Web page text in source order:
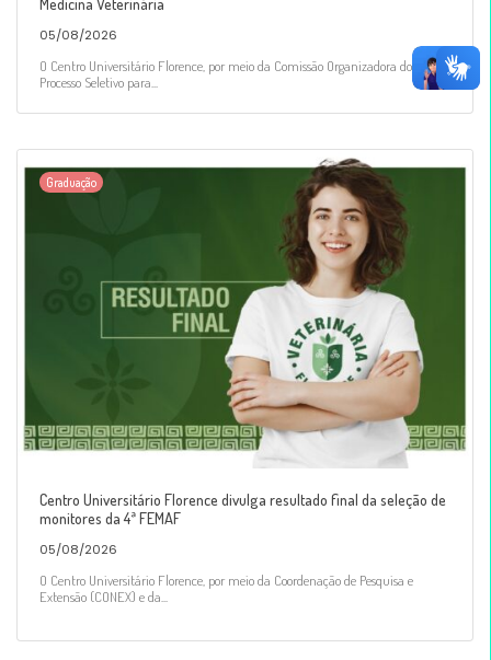
05/08/2026
O Centro Universitário Florence, por meio da Comissão Organizadora do
Processo Seletivo para...
Graduação
Centro Universitário Florence divulga resultado final da seleção de
monitores da 4ª FEMAF
05/08/2026
O Centro Universitário Florence, por meio da Coordenação de Pesquisa e
Extensão (CONEX) e da...